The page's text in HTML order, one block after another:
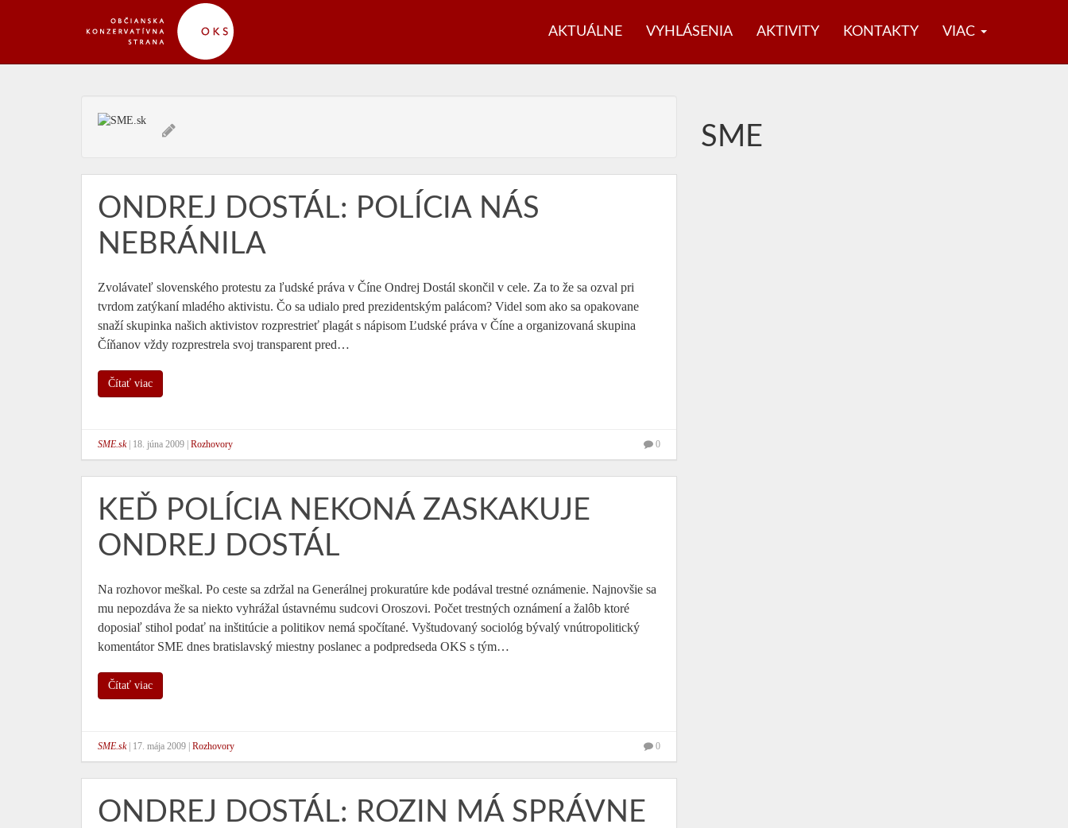
AKTUÁLNE VYHLÁSENIA AKTIVITY KONTAKTY VIAC
ONDREJ DOSTÁL: POLÍCIA NÁS
NEBRÁNILA
Zvolávateľ slovenského protestu za ľudské práva v Číne Ondrej Dostál skončil v cele. Za to že sa ozval pri
tvrdom zatýkaní mladého aktivistu. Čo sa udialo pred prezidentským palácom? Videl som ako sa opakovane
snaží skupinka našich aktivistov rozprestrieť plagát s nápisom Ľudské práva v Číne a organizovaná skupina
Číňanov vždy rozprestrela svoj transparent pred…
Čítať viac
SME.sk| 18. júna 2009 Rozhovory 0
KEĎ POLÍCIA NEKONÁ ZASKAKUJE
ONDREJ DOSTÁL
Na rozhovor meškal. Po ceste sa zdržal na Generálnej prokuratúre kde podával trestné oznámenie. Najnovšie sa
mu nepozdáva že sa niekto vyhrážal ústavnému sudcovi Oroszovi. Počet trestných oznámení a žalôb ktoré
doposiaľ stihol podať na inštitúcie a politikov nemá spočítané. Vyštudovaný sociológ bývalý vnútropolitický
komentátor SME dnes bratislavský miestny poslanec a podpredseda OKS s tým…
Čítať viac
SME.sk| 17. mája 2009 Rozhovory 0
ONDREJ DOSTÁL: ROZIN MÁ SPRÁVNE
SME